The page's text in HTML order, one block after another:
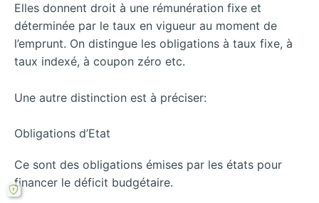
Elles donnent droit à une rémunération fixe et
déterminée par le taux en vigueur au moment de
l’emprunt. On distingue les obligations à taux fixe, à
taux indexé, à coupon zéro etc.
Une autre distinction est à préciser:
Obligations d’Etat
Ce sont des obligations émises par les états pour
financer le déficit budgétaire.